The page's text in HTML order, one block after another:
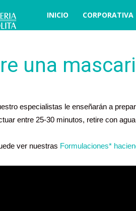
COSBLOG
INICIO CORPORATIVA
una
especialistas le enseñarán a
entre 25-30 minutos, retire con
ver nuestras Formulaciones*